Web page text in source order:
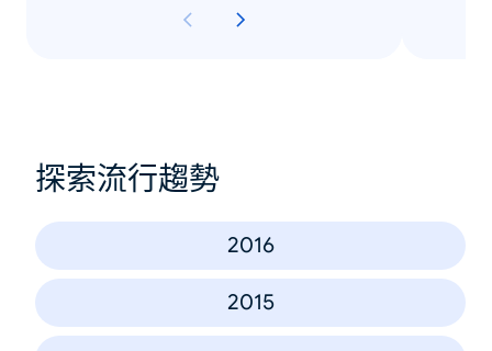
探索流行趨勢
2016
2015